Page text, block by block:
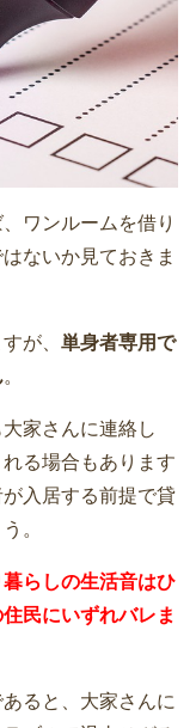
ワンルームを借り
ないか見ておきま
が、 単身者専用で
。
家さんに連絡し
る場合もあります
入居する前提で貸
。
らしの生活音はひ
民にいずれバレま
ると、大家さんに